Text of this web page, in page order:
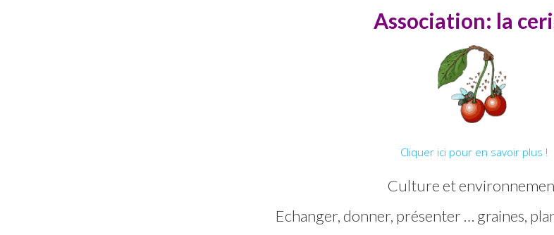
Association: la
Cliquer ici pour en savoir plus !
Culture et
Echanger, donner, présenter … graines,